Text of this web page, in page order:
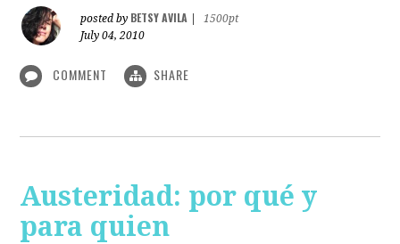
posted by BETSY AVILA
1500pt
July 04, 2010
COMMENT SHARE
Austeridad: por qué y
para quien